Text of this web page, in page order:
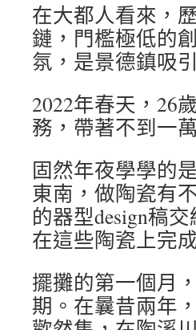
在大都人看來，
鏈，門檻極低的
氛，是景德鎮吸
2022年春天，26
務，帶著不到一
固然年夜學學的
東南，做陶瓷有
的器型design稿
在這些陶瓷上完
擺攤的第一個月
期。在曩昔兩年